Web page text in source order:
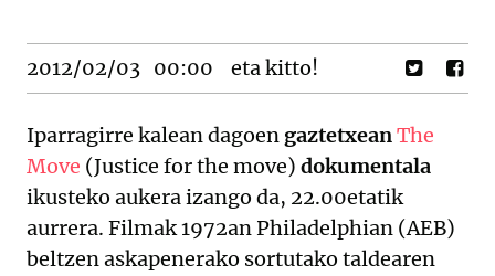
2012/02/03 00:00 eta kitto!
Iparragirre kalean dagoen gaztetxeanThe
Move (Justice for the move) dokumentala
ikusteko aukera izango da, 22.00etatik
aurrera. Filmak 1972an Philadelphian (AEB)
beltzen askapenerako sortutako taldearen